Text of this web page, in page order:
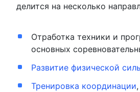
делится на несколько
Отработка техники и
основных
Развитие физической
Тренировка координации,